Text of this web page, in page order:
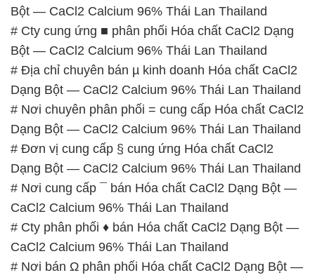
Bột — CaCl2 Calcium 96% Thái Lan Thailand
# Cty cung ứng ■ phân phối Hóa chất CaCl2 Dạng
Bột — CaCl2 Calcium 96% Thái Lan Thailand
# Địa chỉ chuyên bán µ kinh doanh Hóa chất CaCl2
Dạng Bột — CaCl2 Calcium 96% Thái Lan Thailand
# Nơi chuyên phân phối = cung cấp Hóa chất CaCl2
Dạng Bột — CaCl2 Calcium 96% Thái Lan Thailand
# Đơn vị cung cấp § cung ứng Hóa chất CaCl2
Dạng Bột — CaCl2 Calcium 96% Thái Lan Thailand
# Nơi cung cấp ¯ bán Hóa chất CaCl2 Dạng Bột —
CaCl2 Calcium 96% Thái Lan Thailand
# Cty phân phối ♦ bán Hóa chất CaCl2 Dạng Bột —
CaCl2 Calcium 96% Thái Lan Thailand
# Nơi bán Ω phân phối Hóa chất CaCl2 Dạng Bột —